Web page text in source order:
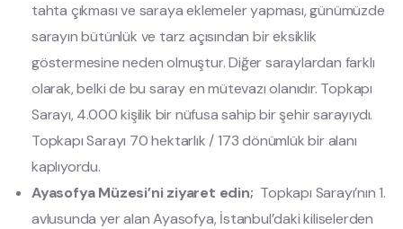
tahta çıkması ve saraya eklemeler yapması, günümüzde
sarayın bütünlük ve tarz açısından bir eksiklik
göstermesine neden olmuştur. Diğer saraylardan farklı
olarak, belki de bu saray en mütevazı olanıdır. Topkapı
Sarayı, 4.000 kişilik bir nüfusa sahip bir şehir sarayıydı.
Topkapı Sarayı 70 hektarlık / 173 dönümlük bir alanı
kaplıyordu.
Ayasofya Müzesi’ni ziyaret edin; Topkapı Sarayı’nın 1.
avlusunda yer alan Ayasofya, İstanbul’daki kiliselerden